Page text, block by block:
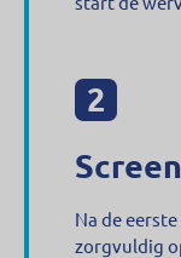
Na de eerste
zorgvuldig